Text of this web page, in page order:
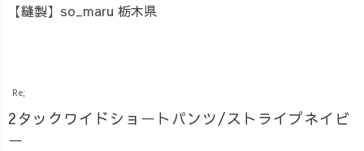
【縫製】so_maru 栃木県
Re;
2タックワイドショートパンツ/ストライプネイビ
ー